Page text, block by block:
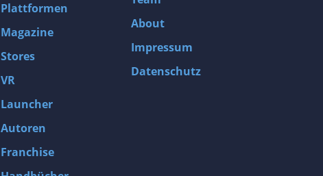
Plattformen
Magazine
Stores
VR
Launcher
Autoren
Franchise
About
Impressum
Datenschutz